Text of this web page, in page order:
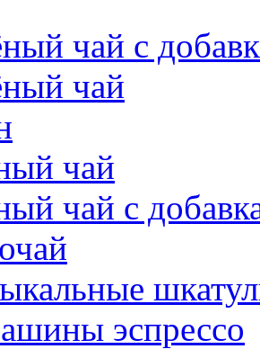
чай с
чай
чай
чай с
эспрессо